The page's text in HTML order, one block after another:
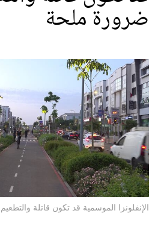
ضرورة ملحة
الإنفلونزا الموسمية قد تكون قاتلة